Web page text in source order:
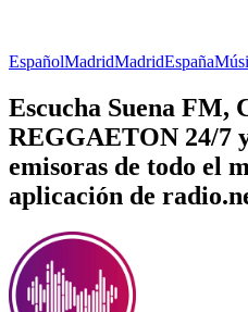
EspañolMadridMadridEspaña
Escucha Suena FM,
REGGAETON 24/7
emisoras de todo el
aplicación de